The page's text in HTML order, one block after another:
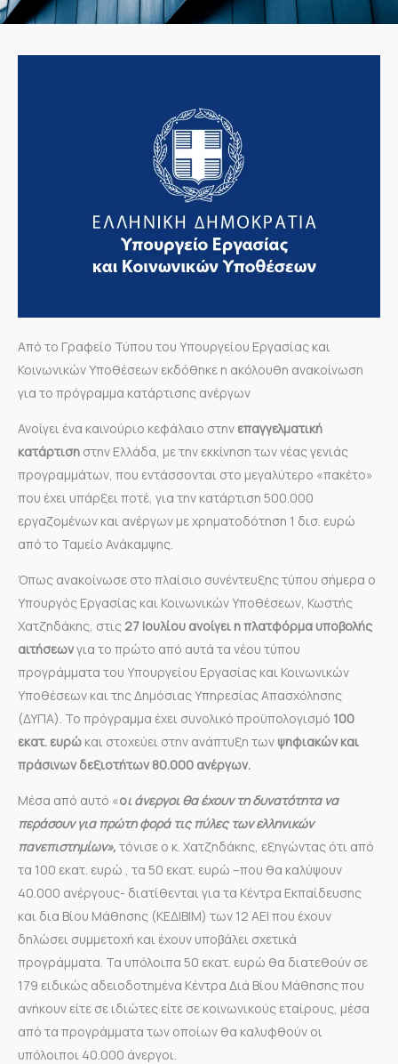
Από το Γραφείο Τύπου του Υπουργείου Εργασίας και
Κοινωνικών Υποθέσεων εκδόθηκε η ακόλουθη ανακοίνωση
για το πρόγραμμα κατάρτισης ανέργων
Ανοίγει ένα καινούριο κεφάλαιο στην επαγγελματική
κατάρτιση στην Ελλάδα, με την εκκίνηση των νέας γενιάς
προγραμμάτων, που εντάσσονται στο μεγαλύτερο «πακέτο»
που έχει υπάρξει ποτέ, για την κατάρτιση 500.000
εργαζομένων και ανέργων με χρηματοδότηση 1 δισ. ευρώ
από το Ταμείο Ανάκαμψης.
Όπως ανακοίνωσε στο πλαίσιο συνέντευξης τύπου σήμερα ο
Υπουργός Εργασίας και Κοινωνικών Υποθέσεων, Κωστής
Χατζηδάκης, στις 27 Ιουλίου ανοίγει η πλατφόρμα υποβολής
αιτήσεωνγια το πρώτο από αυτά τα νέου τύπου
προγράμματα του Υπουργείου Εργασίας και Κοινωνικών
Υποθέσεων και της Δημόσιας Υπηρεσίας Απασχόλησης
(ΔΥΠΑ). Το πρόγραμμα έχει συνολικό προϋπολογισμό 100
εκατ. ευρώ και στοχεύει στην ανάπτυξη των ψηφιακών και
πράσινων δεξιοτήτων 80.000 ανέργων.
Μέσα από αυτό «οι άνεργοι θα έχουν τη δυνατότητα να
περάσουν για πρώτη φορά τις πύλες των ελληνικών
πανεπιστημίων», τόνισε ο κ. Χατζηδάκης, εξηγώντας ότι από
τα 100 εκατ. ευρώ , τα 50 εκατ. ευρώ –που θα καλύψουν
40.000 ανέργους- διατίθενται για τα Κέντρα Εκπαίδευσης
και δια Βίου Μάθησης (ΚΕΔΙΒΙΜ) των 12 ΑΕΙ που έχουν
δηλώσει συμμετοχή και έχουν υποβάλει σχετικά
προγράμματα. Τα υπόλοιπα 50 εκατ. ευρώ θα διατεθούν σε
179 ειδικώς αδειοδοτημένα Κέντρα Διά Βίου Μάθησης που
ανήκουν είτε σε ιδιώτες είτε σε κοινωνικούς εταίρους, μέσα
από τα προγράμματα των οποίων θα καλυφθούν οι
υπόλοιποι 40.000 άνεργοι.